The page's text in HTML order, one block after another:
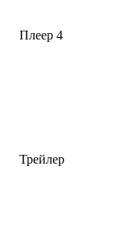
Плеер 4
Трейлер